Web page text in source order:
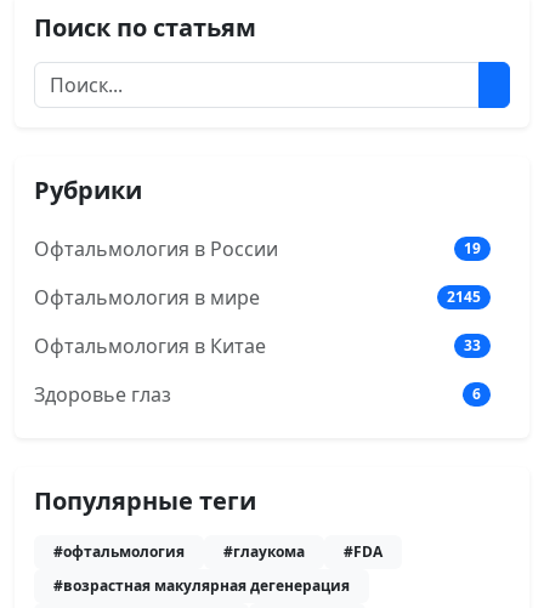
Поиск по статьям
Рубрики
Офтальмология в России 19
Офтальмология в мире 2145
Офтальмология в Китае 33
Здоровье глаз 6
Популярные теги
#офтальмология #глаукома
#FDA
#возрастная макулярная дегенерация